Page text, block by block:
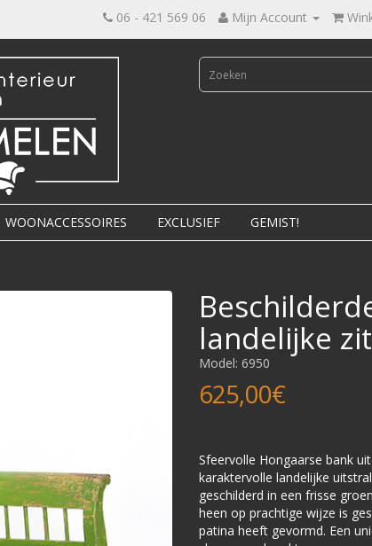
06 - 421 569 06 Mijn Account
WOONACCESSOIRES EXCLUSIEF GEMIST!
landelijke
Model: 6950
625,00€
Sfeervolle Hongaarse bank
karaktervolle landelijke
geschilderd in een frisse
heen op prachtige wijze is
patina heeft gevormd. Een